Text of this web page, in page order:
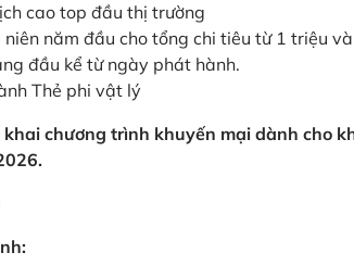
cao top đầu thị trường
năm đầu cho tổng chi tiêu từ 1 triệu
đầu kể từ ngày phát hành.
Thẻ phi vật lý
chương trình khuyến mại dành cho